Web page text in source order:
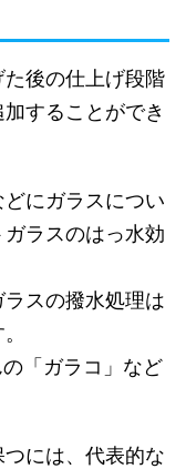
後の仕上げ段階
することができ
にガラスについ
ラスのはっ水効
スの撥水処理は
「ガラコ」など
には、代表的な